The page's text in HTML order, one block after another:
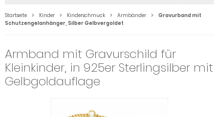
Startseite Kinder Kinderschmuck Armbänder
Gravurband mit
Schutzengelanhänger, Silber Gelbvergoldet
Armband mit Gravurschild für
Kleinkinder, in 925er Sterlingsilber mit
Gelbgoldauflage